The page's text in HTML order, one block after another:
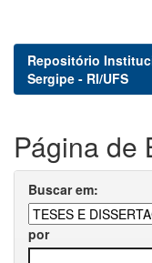
Repositório
Sergipe - RI/UFS
Página de
Buscar em:
por